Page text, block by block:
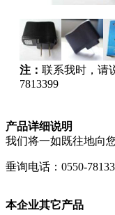
注： 联系我时，请
7813399
产品详细说明
我们将一如既往地向
垂询电话：0550-
本企业其它产品